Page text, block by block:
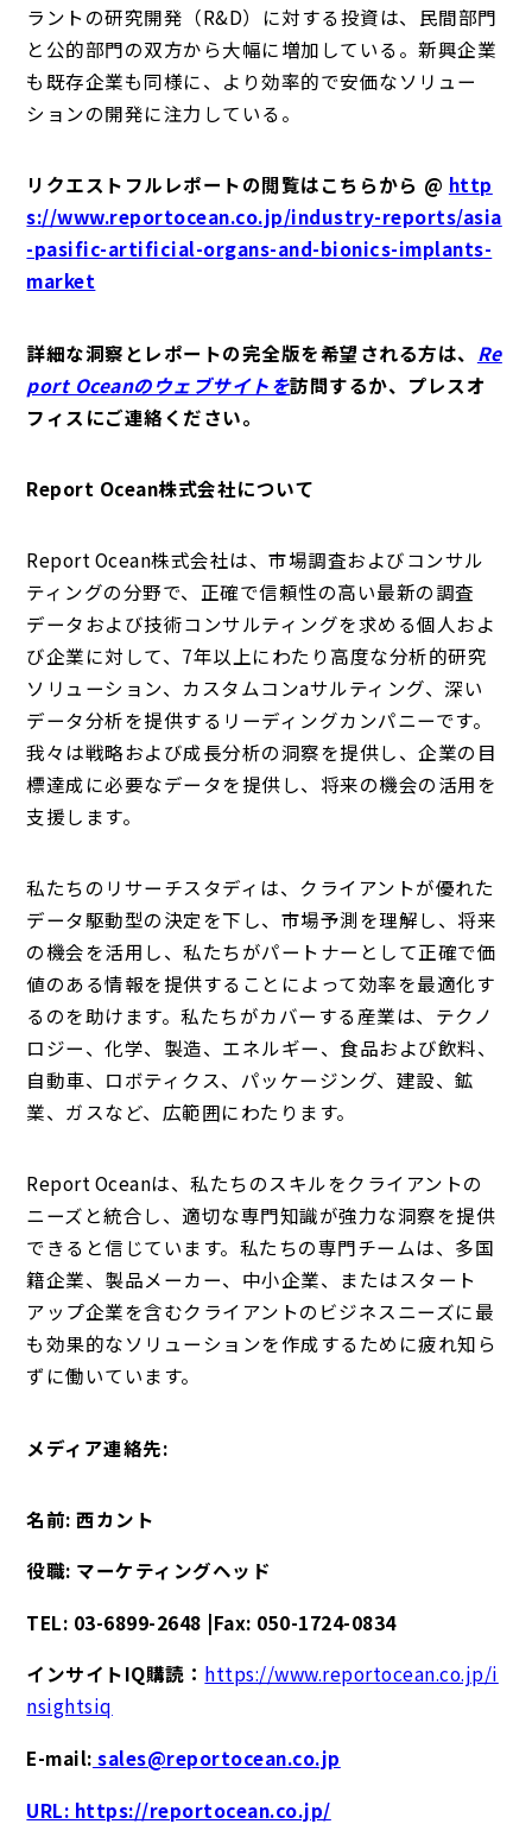
ラントの研究開発（R&D）に対する投資は、民間部門
と公的部門の双方から大幅に増加している。新興企業
も既存企業も同様に、より効率的で安価なソリュー
ションの開発に注力している。
リクエストフルレポートの閲覧はこちらから @ http
s://www.reportocean.co.jp/industry-reports/asia
-pasific-artificial-organs-and-bionics-implants-
market
詳細な洞察とレポートの完全版を希望される方は、 Re
port Oceanのウェブサイトを訪問するか、プレスオ
フィスにご連絡ください。
Report Ocean株式会社について
Report Ocean株式会社は、市場調査およびコンサル
ティングの分野で、正確で信頼性の高い最新の調査
データおよび技術コンサルティングを求める個人およ
び企業に対して、7年以上にわたり高度な分析的研究
ソリューション、カスタムコンaサルティング、深い
データ分析を提供するリーディングカンパニーです。
我々は戦略および成長分析の洞察を提供し、企業の目
標達成に必要なデータを提供し、将来の機会の活用を
支援します。
私たちのリサーチスタディは、クライアントが優れた
データ駆動型の決定を下し、市場予測を理解し、将来
の機会を活用し、私たちがパートナーとして正確で価
値のある情報を提供することによって効率を最適化す
るのを助けます。私たちがカバーする産業は、テクノ
ロジー、化学、製造、エネルギー、食品および飲料、
自動車、ロボティクス、パッケージング、建設、鉱
業、ガスなど、広範囲にわたります。
Report Oceanは、私たちのスキルをクライアントの
ニーズと統合し、適切な専門知識が強力な洞察を提供
できると信じています。私たちの専門チームは、多国
籍企業、製品メーカー、中小企業、またはスタート
アップ企業を含むクライアントのビジネスニーズに最
も効果的なソリューションを作成するために疲れ知ら
ずに働いています。
メディア連絡先:
名前: 西カント
役職: マーケティングヘッド
TEL: 03-6899-2648 |Fax: 050-1724-0834
インサイトIQ購読： https://www.reportocean.co.jp/i
nsightsiq
E-mail: sales@reportocean.co.jp
URL: https://reportocean.co.jp/